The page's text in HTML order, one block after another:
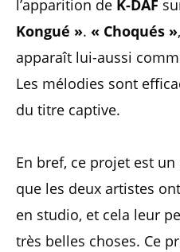
l’apparition de K-DAF
Kongué ». « Choqués »
apparaît lui-aussi
Les mélodies sont
du titre captive.
En bref, ce projet est
que les deux artistes
en studio, et cela leur
très belles choses. Ce